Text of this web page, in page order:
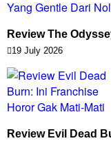
Review The
19 July 2026
Review Evil Dead